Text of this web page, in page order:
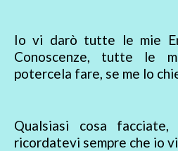
Io vi darò tutte le mie
Conoscenze, tutte le
potercela fare, se me lo
Qualsiasi cosa
ricordatevi sempre che io